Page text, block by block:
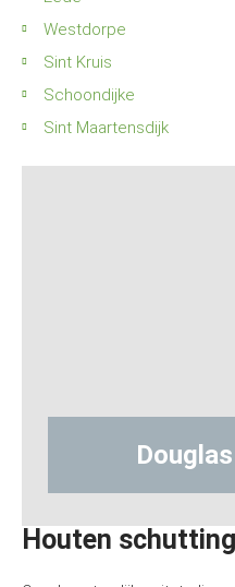
Westdorpe
Sint Kruis
Schoondijke
Sint Maartensdijk
schutting
Houten